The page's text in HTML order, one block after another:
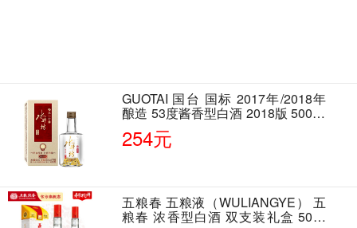
GUOTAI 国台 国标 2017年/2018年
酿造 53度酱香型白酒 2018版 500ml
单瓶装
254元
五粮春 五粮液（WULIANGYE） 五
粮春 浓香型白酒 双支装礼盒 50度